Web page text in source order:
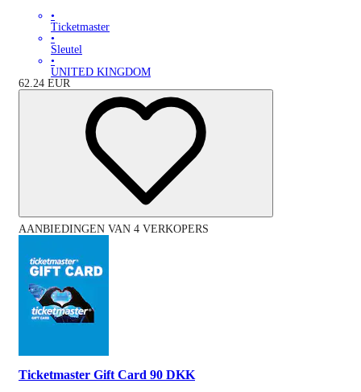
•
Ticketmaster
•
Sleutel
•
UNITED KINGDOM
62.24 EUR
AANBIEDINGEN VAN 4 VERKOPERS
Ticketmaster Gift Card 90 DKK